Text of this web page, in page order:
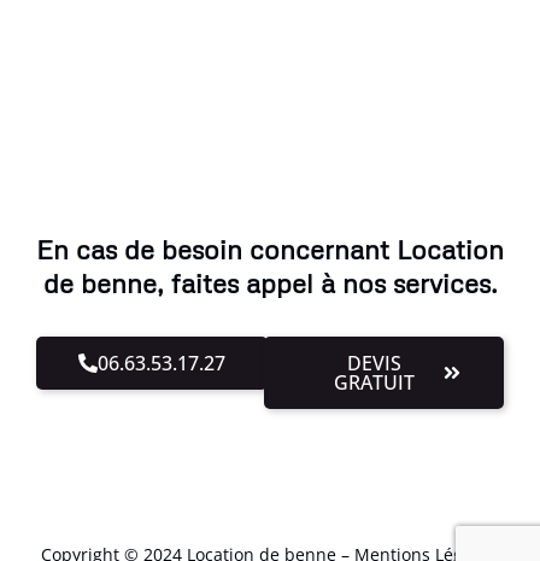
En cas de besoin concernant Location
de benne, faites appel à nos services.
06.63.53.17.27 DEVIS
GRATUIT
Copyright © 2024 Location de benne – Mentions Légales